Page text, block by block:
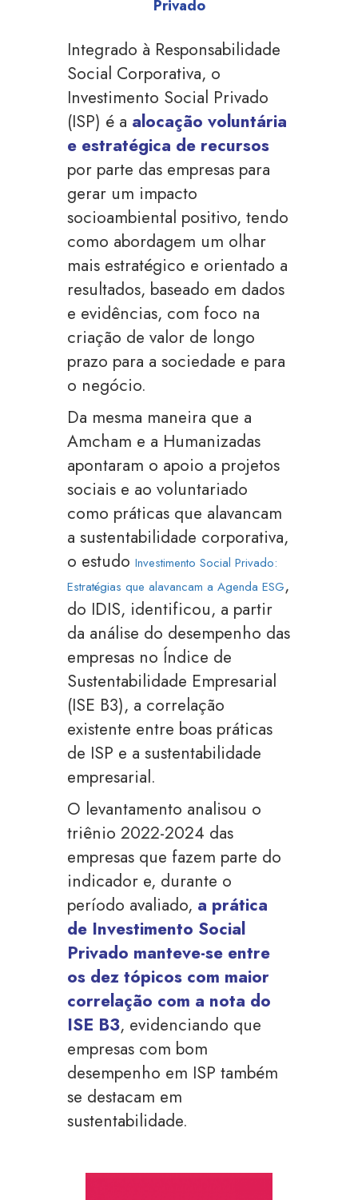
Privado
Integrado à Responsabilidade
Social Corporativa, o
Investimento Social Privado
(ISP) é a alocação voluntária
e estratégica de recursos
por parte das empresas para
gerar um impacto
socioambiental positivo, tendo
como abordagem um olhar
mais estratégico e orientado a
resultados, baseado em dados
e evidências, com foco na
criação de valor de longo
prazo para a sociedade e para
o negócio.
Da mesma maneira que a
Amcham e a Humanizadas
apontaram o apoio a projetos
sociais e ao voluntariado
como práticas que alavancam
a sustentabilidade corporativa,
o estudoInvestimento Social Privado:
Estratégias que alavancam a Agenda ESG,
do IDIS, identificou, a partir
da análise do desempenho das
empresas no Índice de
Sustentabilidade Empresarial
(ISE B3), a correlação
existente entre boas práticas
de ISP e a sustentabilidade
empresarial.
O levantamento analisou o
triênio 2022-2024 das
empresas que fazem parte do
indicador e, durante o
período avaliado, a prática
de Investimento Social
Privado manteve-se entre
os dez tópicos com maior
correlação com a nota do
ISE B3, evidenciando que
empresas com bom
desempenho em ISP também
se destacam em
sustentabilidade.